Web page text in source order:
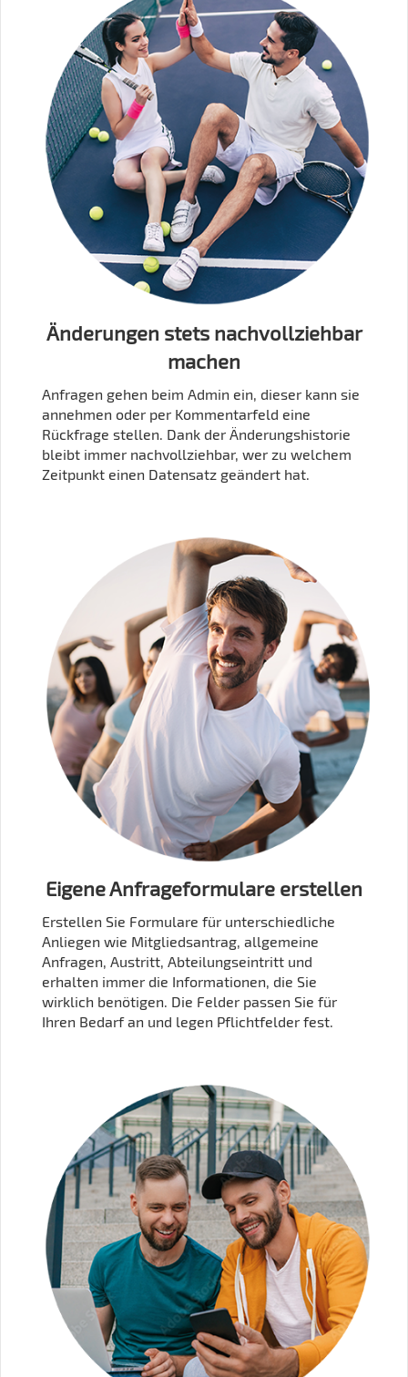
Änderungen stets nachvollziehbar
machen
Anfragen gehen beim Admin ein, dieser kann sie
annehmen oder per Kommentarfeld eine
Rückfrage stellen. Dank der Änderungshistorie
bleibt immer nachvollziehbar, wer zu welchem
Zeitpunkt einen Datensatz geändert hat.
Eigene Anfrageformulare erstellen
Erstellen Sie Formulare für unterschiedliche
Anliegen wie Mitgliedsantrag, allgemeine
Anfragen, Austritt, Abteilungseintritt und
erhalten immer die Informationen, die Sie
wirklich benötigen. Die Felder passen Sie für
Ihren Bedarf an und legen Pflichtfelder fest.